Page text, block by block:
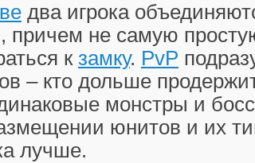
два игрока
причем не самую
к замку. PvP
– кто дольше
монстры и
юнитов и их
лучше.